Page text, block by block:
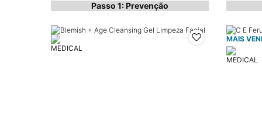
Passo 1: Prevenção
MAIS